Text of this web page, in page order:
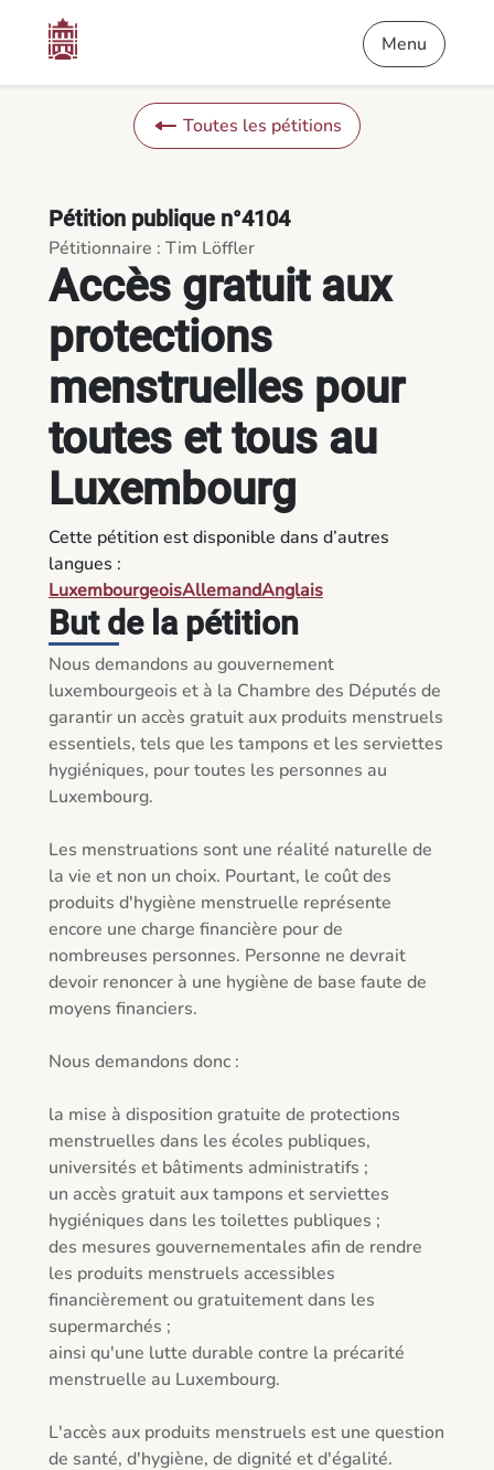
Accès gratuit aux protections menstruelles pour toutes et
Menu
Toutes les pétitions
Accès gratuit aux
protections
menstruelles pour
toutes et tous au
Luxembourg
Pétition publique n°4104
Pétitionnaire : Tim Löffler
Cette pétition est disponible dans d’autres
langues :
LuxembourgeoisAllemandAnglais
But de la pétition
Nous demandons au gouvernement
luxembourgeois et à la Chambre des Députés de
garantir un accès gratuit aux produits menstruels
essentiels, tels que les tampons et les serviettes
hygiéniques, pour toutes les personnes au
Luxembourg.
Les menstruations sont une réalité naturelle de
la vie et non un choix. Pourtant, le coût des
produits d'hygiène menstruelle représente
encore une charge financière pour de
nombreuses personnes. Personne ne devrait
devoir renoncer à une hygiène de base faute de
moyens financiers.
Nous demandons donc :
la mise à disposition gratuite de protections
menstruelles dans les écoles publiques,
universités et bâtiments administratifs ;
un accès gratuit aux tampons et serviettes
hygiéniques dans les toilettes publiques ;
des mesures gouvernementales afin de rendre
les produits menstruels accessibles
financièrement ou gratuitement dans les
supermarchés ;
ainsi qu'une lutte durable contre la précarité
menstruelle au Luxembourg.
L'accès aux produits menstruels est une question
de santé, d'hygiène, de dignité et d'égalité.